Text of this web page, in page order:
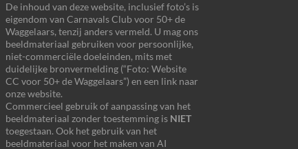
De inhoud van deze website, inclusief foto’s is
eigendom van Carnavals Club voor 50+ de
Waggelaars, tenzij anders vermeld. U mag ons
beeldmateriaal gebruiken voor persoonlijke,
niet-commerciële doeleinden, mits met
duidelijke bronvermelding (“Foto: Website
CC voor 50+ de Waggelaars”) en een link naar
onze website.
Commercieel gebruik of aanpassing van het
beeldmateriaal zonder toestemming is NIET
toegestaan. Ook het gebruik van het
beeldmateriaal voor het maken van AI